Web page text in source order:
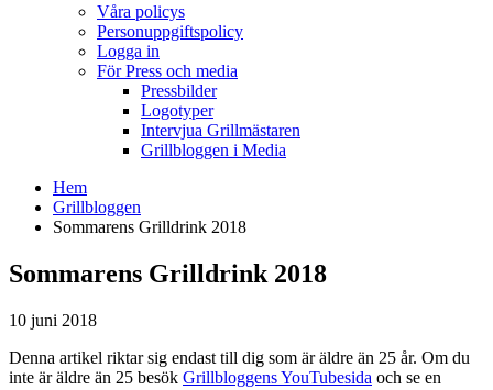
Våra policys
Personuppgiftspolicy
Logga in
För Press och media
Pressbilder
Logotyper
Intervjua Grillmästaren
Grillbloggen i Media
Hem
Grillbloggen
Sommarens Grilldrink 2018
Sommarens Grilldrink 2018
10 juni 2018
Denna artikel riktar sig endast till dig som är äldre än 25 år. Om du
inte är äldre än 25 besök Grillbloggens YouTubesida och se en